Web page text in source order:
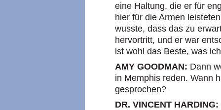
eine Haltung, die er für
hier für die Armen
wusste, dass das zu
hervortritt, und er war
ist wohl das Beste, was
AMY GOODMAN: Dann
in Memphis reden. Wann
gesprochen?
DR. VINCENT HARDING: